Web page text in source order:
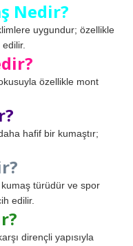
Nedir?
uygundur; özellikle
özellikle mont
hafif bir kumaştır;
türüdür ve spor
edilir.
dirençli yapısıyla